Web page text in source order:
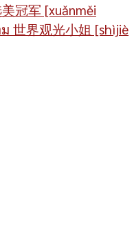
冠军 [xuǎnměi
世界观光小姐 [shìjiè